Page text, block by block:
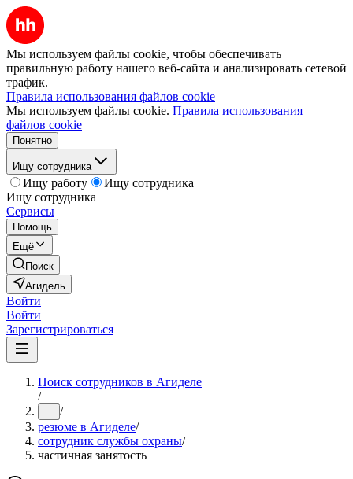
Мы используем файлы cookie, чтобы обеспечивать
правильную работу нашего веб-сайта и анализировать сетевой
трафик.
Правила использования файлов cookie
Мы используем файлы cookie. Правила использования
файлов cookie
Понятно
Ищу сотрудника
Ищу работу
Ищу сотрудника
Ищу сотрудника
Сервисы
Помощь
Ещё
Поиск
Агидель
Войти
Войти
Зарегистрироваться
Поиск сотрудников в Агиделе
/
... /
резюме в Агиделе/
сотрудник службы охраны/
частичная занятость